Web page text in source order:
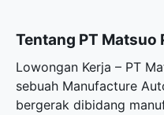
Tentang PT Matsuo
Lowongan Kerja – PT
sebuah Manufacture
bergerak dibidang